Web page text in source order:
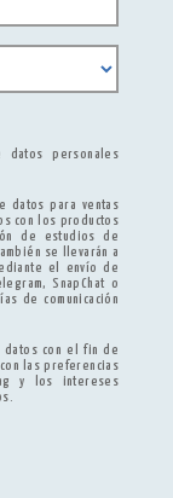
datos personales
datos para ventas
con los productos
de estudios de
se llevarán a
el envío de
SnapChat o
de comunicación
datos con el fin de
las preferencias
y los intereses